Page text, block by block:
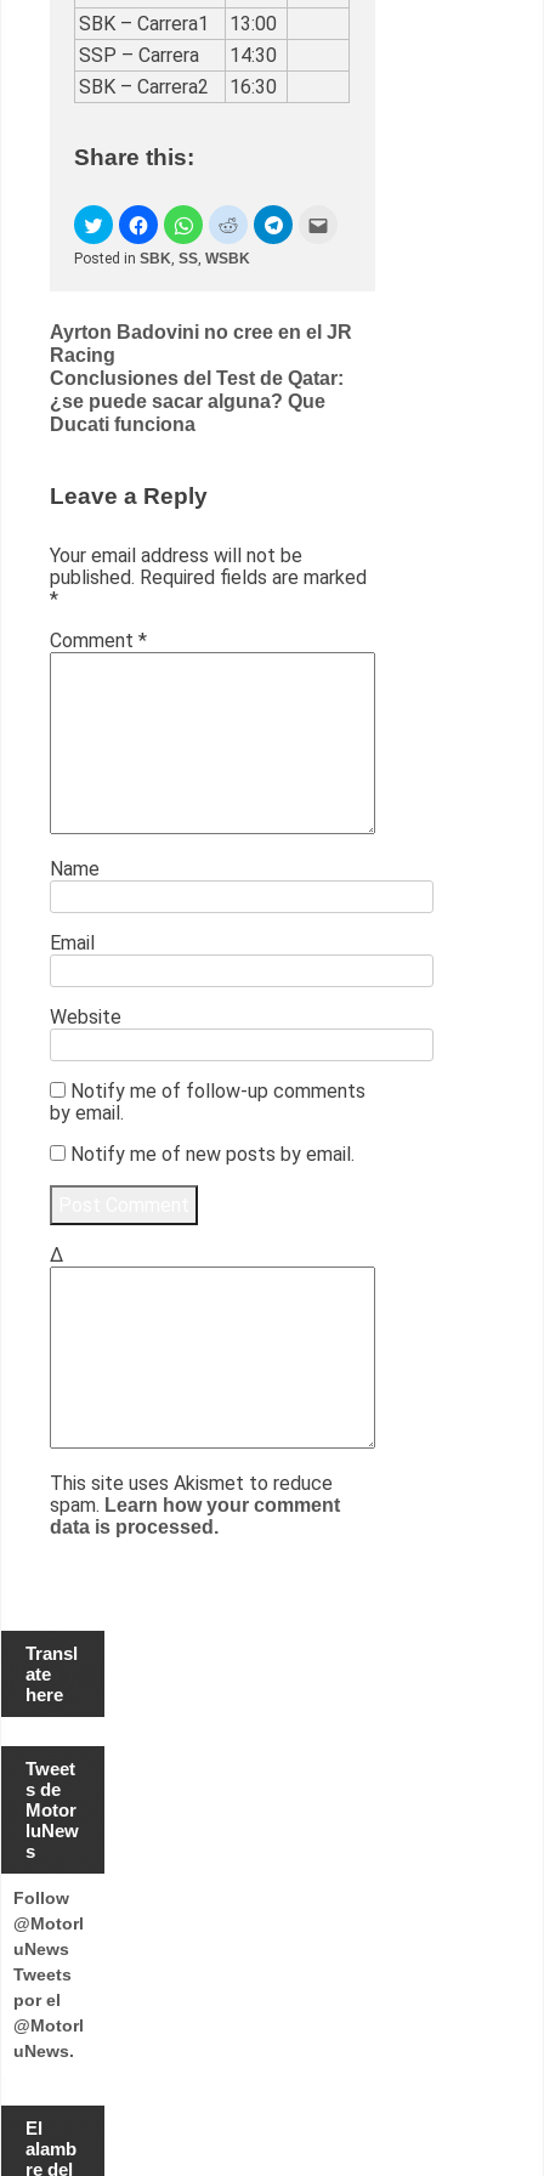
SBK – Carrera1
13:00
SSP – Carrera
14:30
SBK – Carrera2
16:30
Share this:
Posted in SBK, SS, WSBK
Post
navigation
Ayrton Badovini no cree en el JR
Racing
Conclusiones del Test de Qatar:
¿se puede sacar alguna? Que
Ducati funciona
Leave a Reply
Your email address will not be
published. Required fields are marked
*
Comment *
Name
Email
Website
Notify me of follow-up comments
by email.
Notify me of new posts by email.
Δ
This site uses Akismet to reduce
spam. Learn how your comment
data is processed.
Transl
ate
here
Tweet
s de
Motor
luNew
s
Follow
@Motorl
uNews
Tweets
por el
@Motorl
uNews.
El
alamb
re del